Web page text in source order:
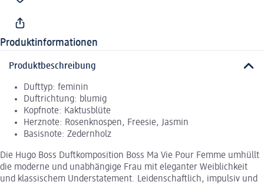
Produktinformationen
Produktbeschreibung
Dufttyp: feminin
Duftrichtung: blumig
Kopfnote: Kaktusblüte
Herznote: Rosenknospen, Freesie, Jasmin
Basisnote: Zedernholz
Die Hugo Boss Duftkomposition Boss Ma Vie Pour Femme umhüllt
die moderne und unabhängige Frau mit eleganter Weiblichkeit
und klassischem Understatement. Leidenschaftlich, impulsiv und